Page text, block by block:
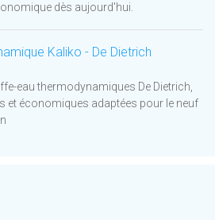
dès aujourd'hui.
Kaliko - De Dietrich
eau thermodynamiques De Dietrich,
et économiques adaptées pour le neuf